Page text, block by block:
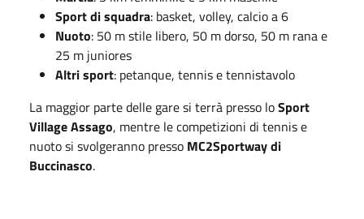
Sport di squadra: basket, volley, calcio a 6
Nuoto: 50 m stile libero, 50 m dorso, 50 m rana e
25 m juniores
Altri sport: petanque, tennis e tennistavolo
La maggior parte delle gare si terrà presso loSport
Village Assago, mentre le competizioni di tennis e
nuoto si svolgeranno presso MC2Sportway di
Buccinasco.